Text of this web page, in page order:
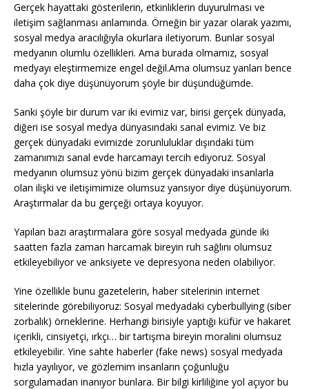
Gerçek hayattaki gösterilerin, etkinliklerin duyurulması ve
iletişim sağlanması anlamında. Örneğin bir yazar olarak yazımı,
sosyal medya aracılığıyla okurlara iletiyorum. Bunlar sosyal
medyanın olumlu özellikleri. Ama burada olmamız, sosyal
medyayı eleştirmemize engel değil.Ama olumsuz yanları bence
daha çok diye düşünüyorum şöyle bir düşündüğümde.
Sanki şöyle bir durum var iki evimiz var, birisi gerçek dünyada,
diğeri ise sosyal medya dünyasındaki sanal evimiz. Ve biz
gerçek dünyadaki evimizde zorunluluklar dışındaki tüm
zamanımızı sanal evde harcamayı tercih ediyoruz. Sosyal
medyanın olumsuz yönü bizim gerçek dünyadaki insanlarla
olan ilişki ve iletişimimize olumsuz yansıyor diye düşünüyorum.
Araştırmalar da bu gerçeği ortaya koyuyor.
Yapılan bazı araştırmalara göre sosyal medyada günde iki
saatten fazla zaman harcamak bireyin ruh sağlını olumsuz
etkileyebiliyor ve anksiyete ve depresyona neden olabiliyor.
Yine özellikle bunu gazetelerin, haber sitelerinin internet
sitelerinde görebiliyoruz: Sosyal medyadaki cyberbullying (siber
zorbalık) örneklerine. Herhangi birisiyle yaptığı küfür ve hakaret
içerikli, cinsiyetçi, ırkçı… bir tartışma bireyin moralini olumsuz
etkileyebilir. Yine sahte haberler (fake news) sosyal medyada
hızla yayılıyor, ve gözlemim insanların çoğunluğu
sorgulamadan inanıyor bunlara. Bir bilgi kirliliğine yol açıyor bu